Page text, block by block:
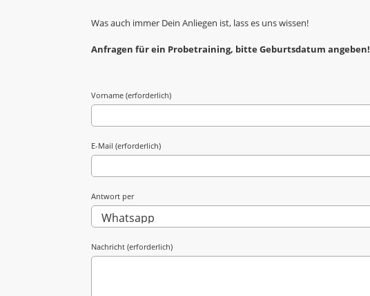
Was auch immer Dein Anliegen ist, lass es uns wissen!
Anfragen für ein Probetraining, bitte Geburtsdatum angeben!
Vorname (erforderlich)
E-Mail (erforderlich)
Antwort per
Nachricht (erforderlich)